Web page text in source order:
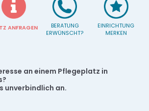
ANFRAGEN
BERATUNG
ERWÜNSCHT?
EINRICHTUNG
MERKEN
an einem Pflegeplatz in
unverbindlich an.